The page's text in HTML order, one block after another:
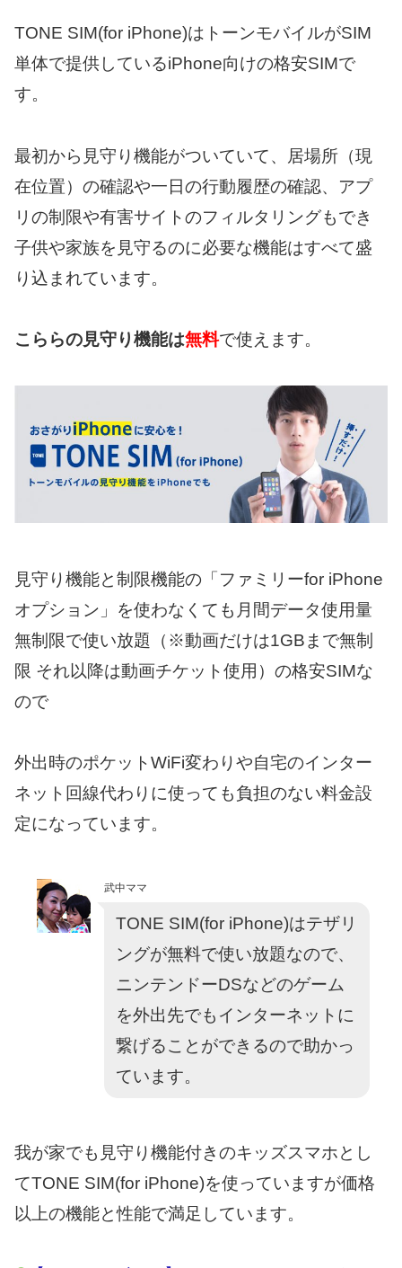
TONE SIM(for iPhone)はトーンモバイルがSIM
単体で提供しているiPhone向けの格安SIMで
す。
最初から見守り機能がついていて、居場所（現
在位置）の確認や一日の行動履歴の確認、アプ
リの制限や有害サイトのフィルタリングもでき
子供や家族を見守るのに必要な機能はすべて盛
り込まれています。
こららの見守り機能は無料で使えます。
見守り機能と制限機能の「ファミリーfor iPhone
オプション」を使わなくても月間データ使用量
無制限で使い放題（※動画だけは1GBまで無制
限 それ以降は動画チケット使用）の格安SIMな
ので
外出時のポケットWiFi変わりや自宅のインター
ネット回線代わりに使っても負担のない料金設
定になっています。
武中ママ
TONE SIM(for iPhone)はテザリ
ングが無料で使い放題なので、
ニンテンドーDSなどのゲーム
を外出先でもインターネットに
繋げることができるので助かっ
ています。
我が家でも見守り機能付きのキッズスマホとし
てTONE SIM(for iPhone)を使っていますが価格
以上の機能と性能で満足しています。